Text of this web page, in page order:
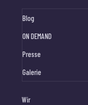
Blog
ON DEMAND
Presse
Galerie
Wir